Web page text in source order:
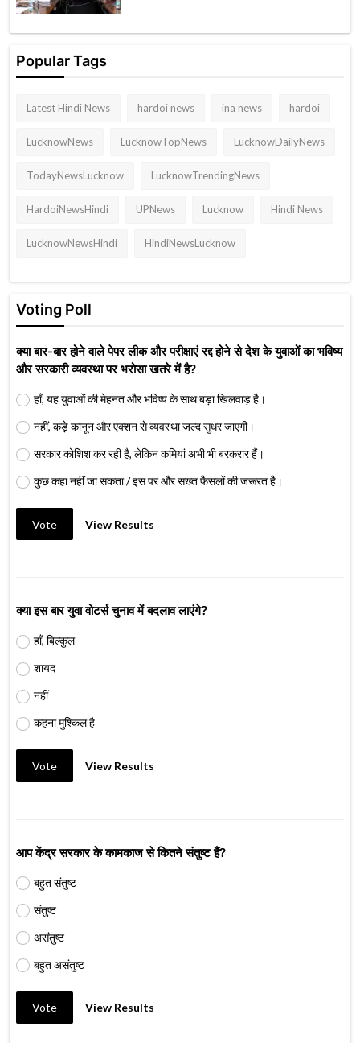
Popular Tags
Latest Hindi News hardoi news ina news hardoi
LucknowNews LucknowTopNews LucknowDailyNews
TodayNewsLucknow LucknowTrendingNews
HardoiNewsHindi UPNews Lucknow Hindi News
LucknowNewsHindi HindiNewsLucknow
Voting Poll
क्या बार-बार होने वाले पेपर लीक और परीक्षाएं रद्द होने से देश के युवाओं का भविष्य
और सरकारी व्यवस्था पर भरोसा खतरे में है?
हाँ, यह युवाओं की मेहनत और भविष्य के साथ बड़ा खिलवाड़ है।
नहीं, कड़े कानून और एक्शन से व्यवस्था जल्द सुधर जाएगी।
सरकार कोशिश कर रही है, लेकिन कमियां अभी भी बरकरार हैं।
कुछ कहा नहीं जा सकता / इस पर और सख्त फैसलों की जरूरत है।
Vote View Results
क्या इस बार युवा वोटर्स चुनाव में बदलाव लाएंगे?
हाँ, बिल्कुल
शायद
नहीं
कहना मुश्किल है
Vote View Results
आप केंद्र सरकार के कामकाज से कितने संतुष्ट हैं?
बहुत संतुष्ट
संतुष्ट
असंतुष्ट
बहुत असंतुष्ट
Vote View Results